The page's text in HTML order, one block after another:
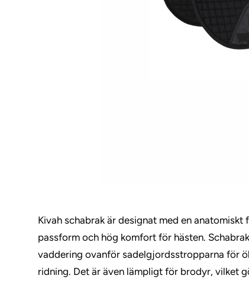
Kivah schabrak är designat med en
passform och hög komfort för hästen.
vaddering ovanför sadelgjordsstropparna för
ridning. Det är även lämpligt för brodyr, vilket